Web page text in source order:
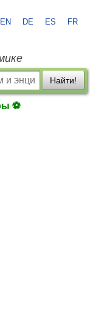
EN DE ES FR
Найти!
⚽